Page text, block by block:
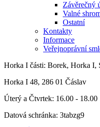
Závěrečný
Valné
Ostatní
Kontakty
Informace
Veřejnoprávní
Horka I části: Borek, Horka I,
Horka I 48, 286 01 Čáslav
Úterý a Čtvrtek: 16.00 - 18.00
Datová schránka: 3tabzg9